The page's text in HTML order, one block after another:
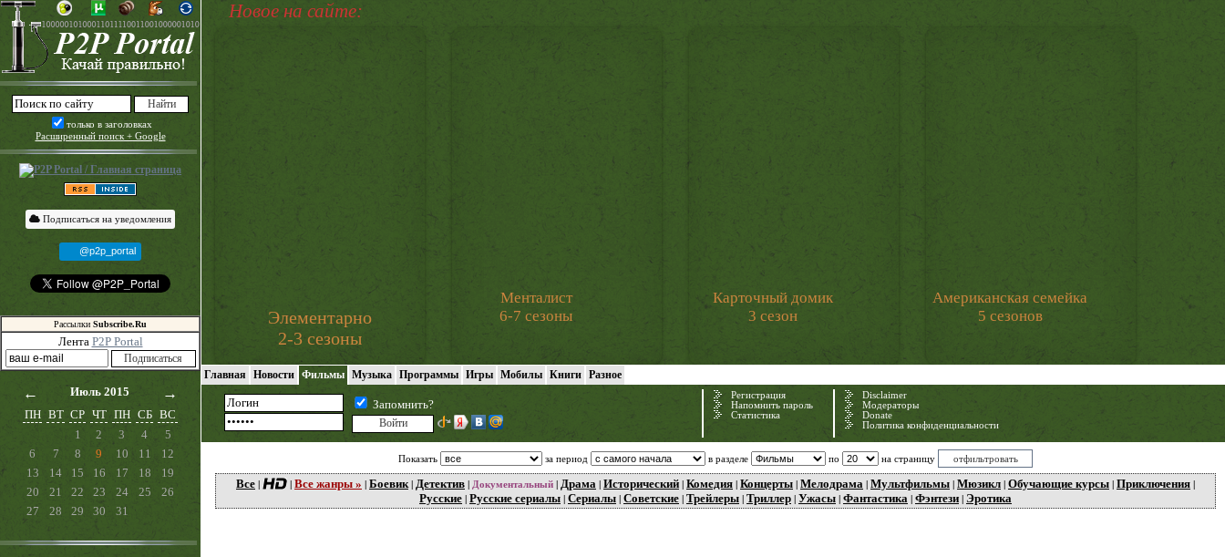
только в заголовках
Расширенный поиск + Google
Подписаться на уведомления
@p2p_portal
Рассылки Subscribe.Ru
Лента P2P Portal
← Июль 2015 →
ПН ВТ СР ЧТ ПН СБ ВС
1
2 3 4
5
6
7 8 9 10 11
12
13
14 15 16 17 18
19
20
21 22 23 24 25
26
27
28 29 30 31
Новое на сайте:
Элементарно
2-3 сезоны
Менталист
6-7 сезоны
Карточный домик
3 сезон
Американская семейка
5 сезонов
Главная Новости Фильмы Музыка Программы Игры Мобилы Книги Разное
Запомнить?
Регистрация
Напомнить пароль
Статистика
Disclaimer
Модераторы
Donate
Политика конфиденциальности
Показать за период в разделе по на страницу
Все Все жанры » Боевик Детектив Документальный Драма Исторический Комедия Концерты Мелодрама Мультфильмы Мюзикл Обучающие курсы Приключения
Русские Русские сериалы Сериалы Советские Трейлеры Триллер Ужасы Фантастика Фэнтези Эротика